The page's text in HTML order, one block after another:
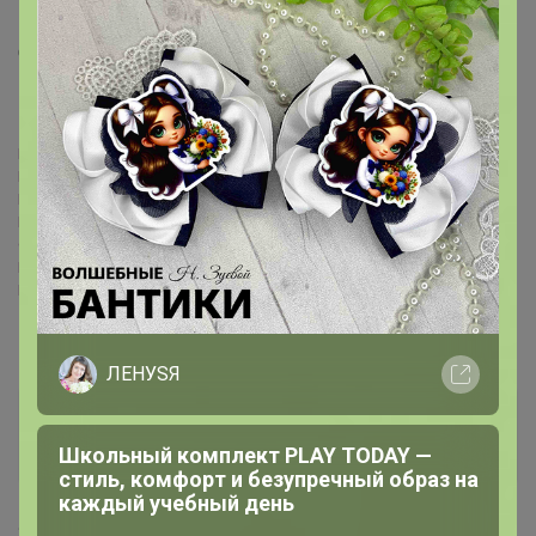
Мафия, подскажите мне нужно маме джинсы на
ОБ120 ? какой лучше размер выбрать 34 или 36?
Электронная почта технической поддержки и администрации:
support@24-ok.ru
Подарочные сертификаты
Все предложения
Пункты выдачи
Вакансии
Организаторы
Программа защиты покупателей
Правила СП
Томми
Виртуоз СП
ЛЕНУSЯ
Школьный комплект PLAY TODAY —
стиль, комфорт и безупречный образ на
каждый учебный день